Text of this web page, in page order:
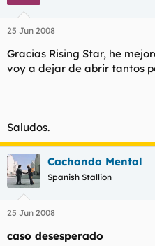
25 Jun 2008
Gracias Rising Star, he
voy a dejar de abrir tantos
Saludos.
Cachondo Mental
Spanish Stallion
25 Jun 2008
caso desesperado